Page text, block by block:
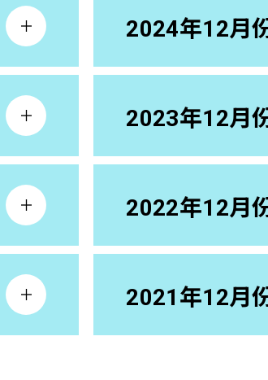
2024年12月
2023年12月
2022年12月
2021年12月